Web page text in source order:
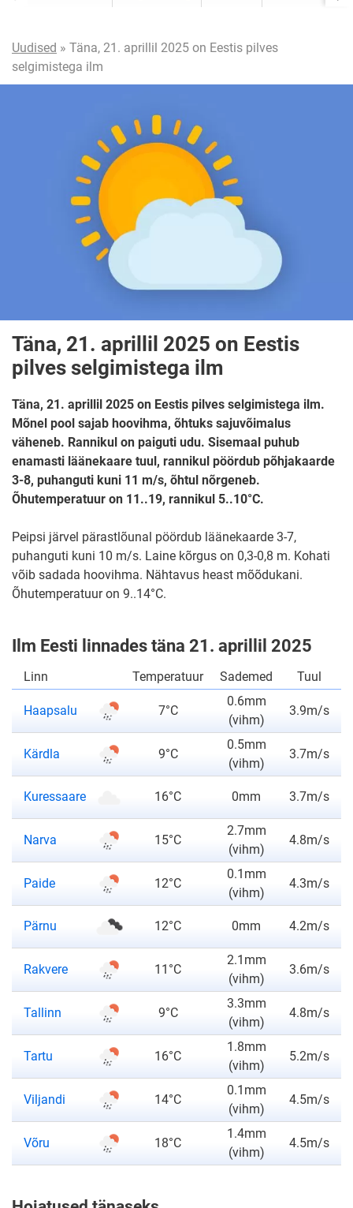
Uudised » Täna, 21. aprillil 2025 on Eestis pilves
selgimistega ilm
Täna, 21. aprillil 2025 on Eestis
pilves selgimistega ilm
Täna, 21. aprillil 2025 on Eestis pilves selgimistega ilm.
Mõnel pool sajab hoovihma, õhtuks sajuvõimalus
väheneb. Rannikul on paiguti udu. Sisemaal puhub
enamasti läänekaare tuul, rannikul pöördub põhjakaarde
3-8, puhanguti kuni 11 m/s, õhtul nõrgeneb.
Õhutemperatuur on 11..19, rannikul 5..10°C.
Peipsi järvel pärastlõunal pöördub läänekaarde 3-7,
puhanguti kuni 10 m/s. Laine kõrgus on 0,3-0,8 m. Kohati
võib sadada hoovihma. Nähtavus heast mõõdukani.
Õhutemperatuur on 9..14°C.
Ilm Eesti linnades täna 21. aprillil 2025
Linn Temperatuur Sademed Tuul
Haapsalu ilmateade 7°C
0.6mm
(vihm)
3.9m/s
Kärdla ilmateade 9°C
0.5mm
(vihm)
3.7m/s
Kuressaareilmateade 16°C 0mm 3.7m/s
Narva ilmateade 15°C
2.7mm
(vihm)
4.8m/s
Paideilmateade 12°C
0.1mm
(vihm)
4.3m/s
Pärnu ilmateade 12°C 0mm 4.2m/s
Rakvereilmateade 11°C
2.1mm
(vihm)
3.6m/s
Tallinn ilmateade 9°C
3.3mm
(vihm)
4.8m/s
Tartu 16°C
1.8mm
(vihm)
5.2m/s
Viljandi ilmateade 14°C
0.1mm
(vihm)
4.5m/s
Võru 18°C
1.4mm
(vihm)
4.5m/s